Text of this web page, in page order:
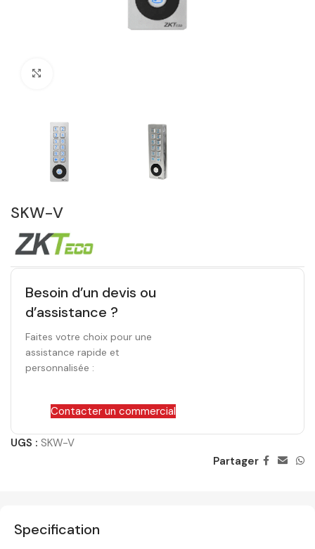
SKW-V
Besoin d’un devis ou
d’assistance ?
Faites votre choix pour une
assistance rapide et
personnalisée :
Contacter un commercial
UGS : SKW-V
Partager
Specification